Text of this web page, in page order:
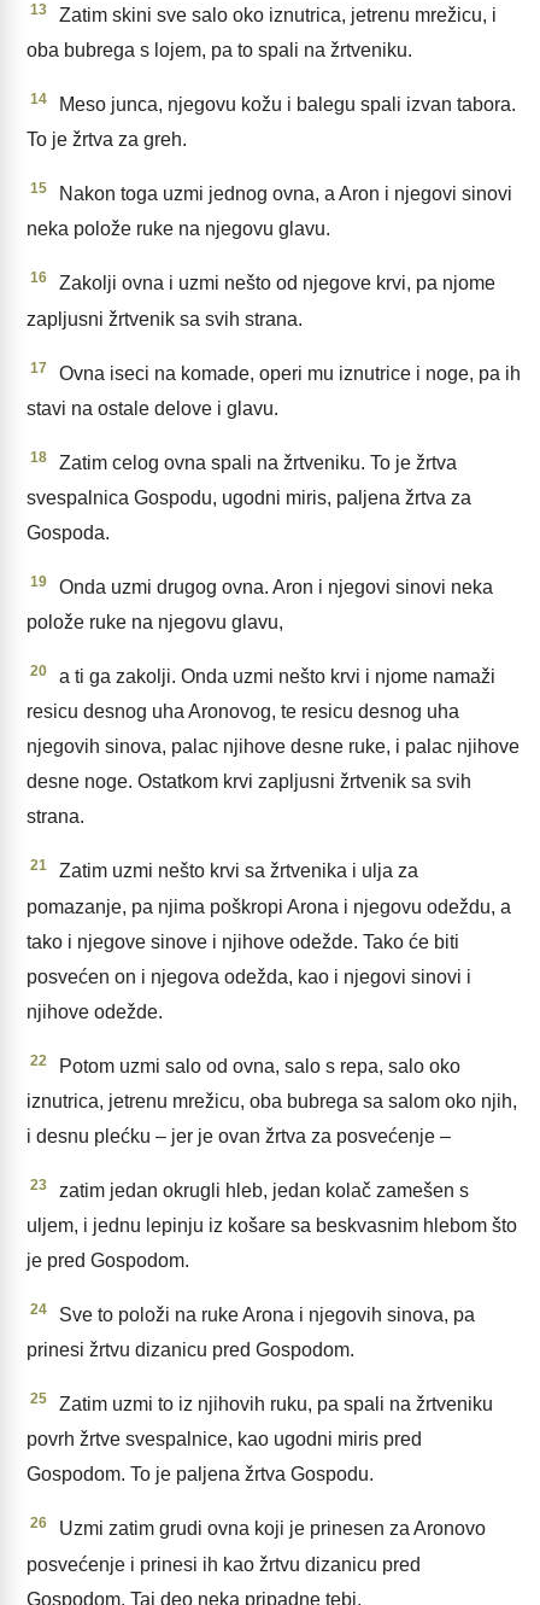
13
Zatim skini sve salo oko iznutrica, jetrenu mrežicu, i
oba bubrega s lojem, pa to spali na žrtveniku.
14
Meso junca, njegovu kožu i balegu spali izvan tabora.
To je žrtva za greh.
15
Nakon toga uzmi jednog ovna, a Aron i njegovi sinovi
neka polože ruke na njegovu glavu.
16
Zakolji ovna i uzmi nešto od njegove krvi, pa njome
zapljusni žrtvenik sa svih strana.
17
Ovna iseci na komade, operi mu iznutrice i noge, pa ih
stavi na ostale delove i glavu.
18
Zatim celog ovna spali na žrtveniku. To je žrtva
svespalnica Gospodu, ugodni miris, paljena žrtva za
Gospoda.
19
Onda uzmi drugog ovna. Aron i njegovi sinovi neka
polože ruke na njegovu glavu,
20
a ti ga zakolji. Onda uzmi nešto krvi i njome namaži
resicu desnog uha Aronovog, te resicu desnog uha
njegovih sinova, palac njihove desne ruke, i palac njihove
desne noge. Ostatkom krvi zapljusni žrtvenik sa svih
strana.
21
Zatim uzmi nešto krvi sa žrtvenika i ulja za
pomazanje, pa njima poškropi Arona i njegovu odeždu, a
tako i njegove sinove i njihove odežde. Tako će biti
posvećen on i njegova odežda, kao i njegovi sinovi i
njihove odežde.
22
Potom uzmi salo od ovna, salo s repa, salo oko
iznutrica, jetrenu mrežicu, oba bubrega sa salom oko njih,
i desnu plećku – jer je ovan žrtva za posvećenje –
23
zatim jedan okrugli hleb, jedan kolač zamešen s
uljem, i jednu lepinju iz košare sa beskvasnim hlebom što
je pred Gospodom.
24
Sve to položi na ruke Arona i njegovih sinova, pa
prinesi žrtvu dizanicu pred Gospodom.
25
Zatim uzmi to iz njihovih ruku, pa spali na žrtveniku
povrh žrtve svespalnice, kao ugodni miris pred
Gospodom. To je paljena žrtva Gospodu.
26
Uzmi zatim grudi ovna koji je prinesen za Aronovo
posvećenje i prinesi ih kao žrtvu dizanicu pred
Gospodom. Taj deo neka pripadne tebi.